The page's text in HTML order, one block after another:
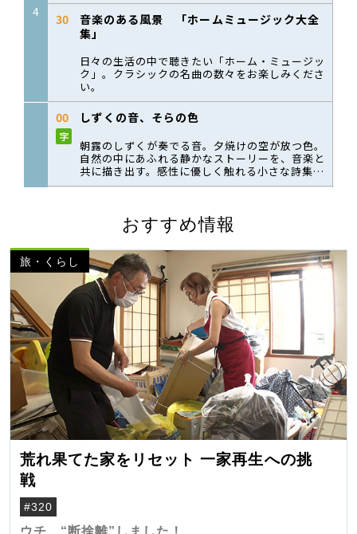
おすすめ情報
旅・くらし
荒れ果てた家をリセット 一家再生への挑
戦
#320
ウチ、“断捨離”しました！